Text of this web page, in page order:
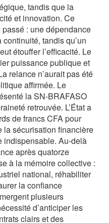
tandis que la
et innovation. Ce
: une dépendance
tandis qu’un
étouffer l’efficacité. Le
puissance publique et
relance n’aurait pas été
affirmée. Le
la SN-BRAFASO
retrouvée. L’État a
de francs CFA pour
la sécurisation financière
indispensable. Au-delà
après quatorze
à la mémoire collective :
national, réhabiliter
la confiance
plusieurs
d’anticiper les
clairs et des